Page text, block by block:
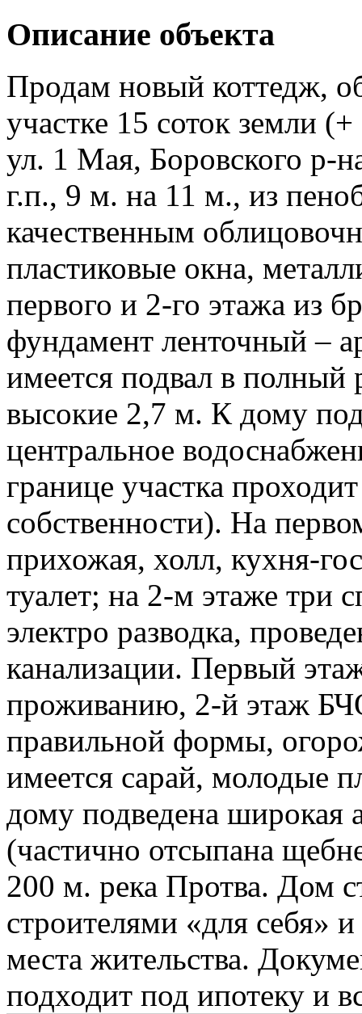
Описание объекта
Продам новый коттедж,
участке 15 соток земли
ул. 1 Мая, Боровского р-
г.п., 9 м. на 11 м., из
качественным
пластиковые окна,
первого и 2-го этажа из
фундамент ленточный –
имеется подвал в
высокие 2,7 м. К дому
центральное
границе участка
собственности). На
прихожая, холл, кухня-
туалет; на 2-м этаже три
электро разводка,
канализации. Первый
проживанию, 2-й этаж
правильной формы,
имеется сарай, молодые
дому подведена широкая
(частично отсыпана
200 м. река Протва. Дом
строителями «для себя»
места жительства.
подходит под ипотеку и